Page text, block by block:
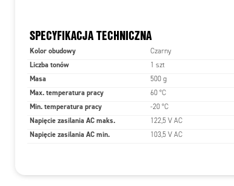
SPECYFIKACJA TECHNICZNA
Kolor obudowy Czarny
Liczba tonów 1 szt
Masa 500 g
Max. temperatura pracy 60 °C
Min. temperatura pracy -20 °C
Napięcie zasilania AC maks. 122,5 V AC
Napięcie zasilania AC min. 103,5 V AC